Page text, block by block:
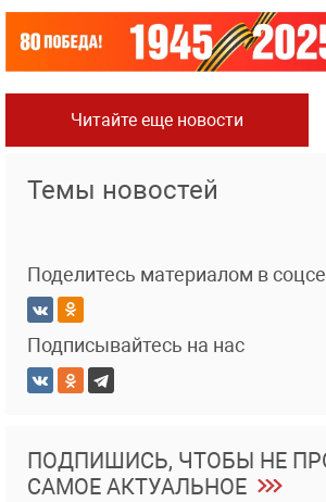
Читайте еще новости
Темы новостей
Поделитесь материалом в
Подписывайтесь на нас
ПОДПИШИСЬ, ЧТОБЫ НЕ
САМОЕ АКТУАЛЬНОЕ